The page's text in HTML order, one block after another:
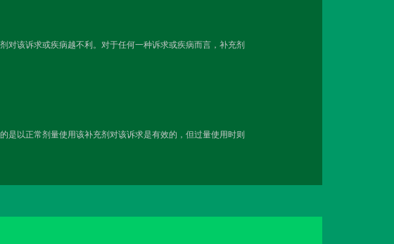
对该诉求或疾病越不利。对于任何一种诉求或疾病而言，补充剂
是以正常剂量使用该补充剂对该诉求是有效的，但过量使用时则